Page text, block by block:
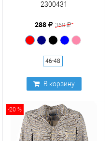
2300431
288 360
46-48
В корзину
-20 %